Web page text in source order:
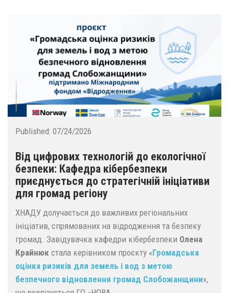
Published: 07/24/2026
Від цифрових технологій до екологічної
безпеки: Кафедра кібербезпеки
приєднується до стратегічній ініціативи
для громад регіону
ХНАДУ долучається до важливих регіональних
ініціатив, спрямованих на відродження та безпеку
громад. Завідувачка кафедри кібербезпеки Олена
Крайнюк стала керівником проєкту «Громадська
оцінка ризиків для земель і вод з метою
безпечного відновлення громад Слобожанщини»,